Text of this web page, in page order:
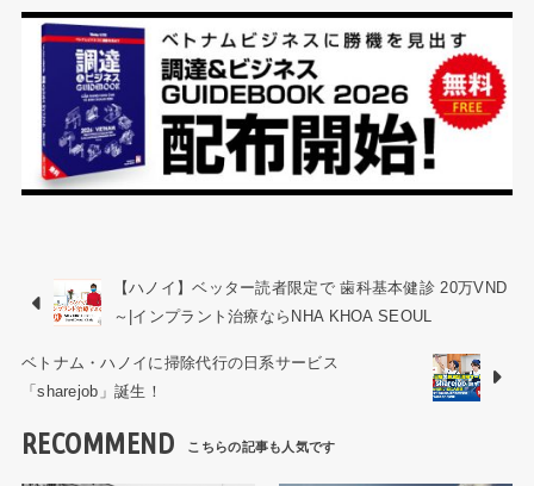
【ハノイ】ベッター読者限定で 歯科基本健診 20万VND
～|インプラント治療ならNHA KHOA SEOUL
ベトナム・ハノイに掃除代行の日系サービス
「sharejob」誕生！
RECOMMEND